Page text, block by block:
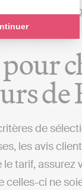
de
de
les avis
tarif,
celles-ci ne